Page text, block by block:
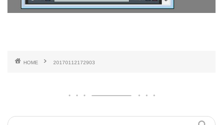
HOME 20170112172903